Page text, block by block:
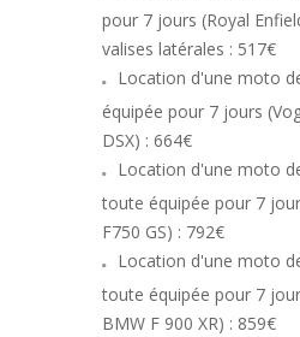
pour 7 jours (Royal
valises latérales : 517€
Location d'une moto
équipée pour 7 jours
DSX) : 664€
Location d'une moto
toute équipée pour 7
F750 GS) : 792€
Location d'une moto
toute équipée pour 7
BMW F 900 XR) : 859€